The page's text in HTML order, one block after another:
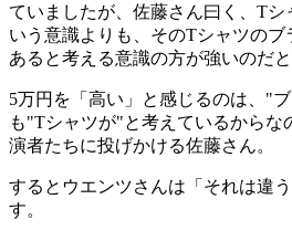
ていましたが、佐藤さん曰く、Tシ
いう意識よりも、そのTシャツの
あると考える意識の方が強いのだと
5万円を「高い」と感じるのは、"
も"Tシャツが"と考えているからな
演者たちに投げかける佐藤さん。
するとウエンツさんは「それは違
す。